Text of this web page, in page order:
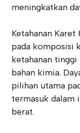
meningkatkan
Ketahanan Karet
pada komposisi
ketahanan tinggi
bahan kimia.
pilihan utama
termasuk dalam
berat.